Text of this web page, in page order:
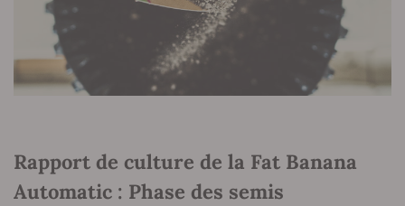
Rapport de culture de la Fat Banana
Automatic : Phase des semis